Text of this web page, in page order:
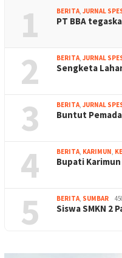
1 BERITA, JURNAL
PT BBA
2 BERITA, JURNAL
Sengketa
3 BERITA, JURNAL
Buntut
4 BERITA, KARIMUN,
Bupati
5 BERITA, SUMBAR
Siswa SMKN 2